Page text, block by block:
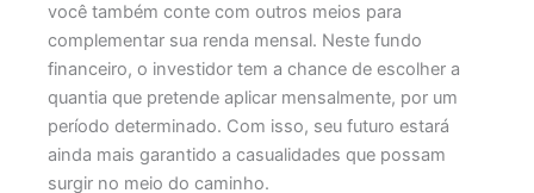
você também conte com outros meios para
complementar sua renda mensal. Neste fundo
financeiro, o investidor tem a chance de escolher a
quantia que pretende aplicar mensalmente, por um
período determinado. Com isso, seu futuro estará
ainda mais garantido a casualidades que possam
surgir no meio do caminho.